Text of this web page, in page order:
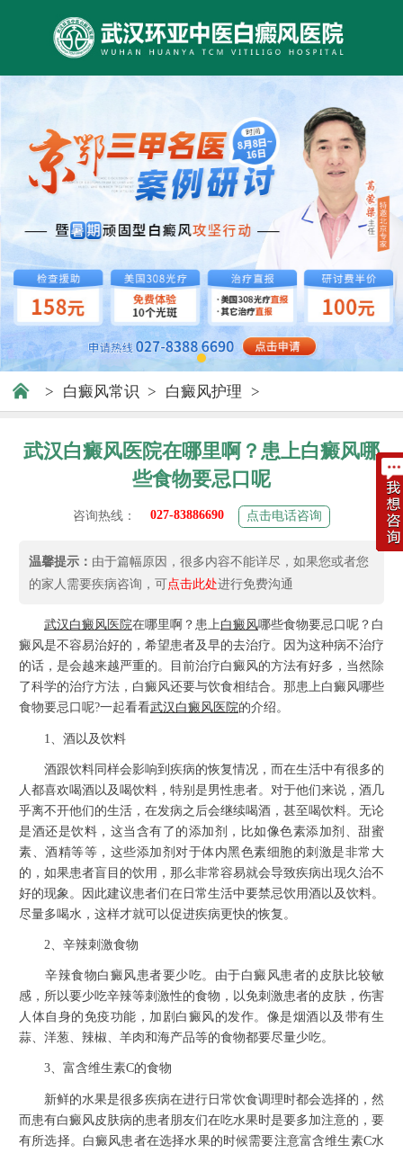
> 白癜风常识 > 白癜风护理 >
武汉白癜风医院在哪里啊？患上白癜风哪
些食物要忌口呢
咨询热线： 027-83886690 点击电话咨询
温馨提示： 由于篇幅原因，很多内容不能详尽，如果您或者您
的家人需要疾病咨询，可点击此处进行免费沟通
武汉 白癜风 医院在哪里啊？患上白癜风哪些食物要忌口呢？白
癜风是不容易治好的，希望患者及早的去治疗。因为这种病不治疗
的话，是会越来越严重的。目前治疗白癜风的方法有好多，当然除
了科学的治疗方法，白癜风还要与饮食相结合。那患上白癜风哪些
食物要忌口呢?一起看看武汉白癜风医院的介绍。
1、酒以及饮料
酒跟饮料同样会影响到疾病的恢复情况，而在生活中有很多的
人都喜欢喝酒以及喝饮料，特别是男性患者。对于他们来说，酒几
乎离不开他们的生活，在发病之后会继续喝酒，甚至喝饮料。无论
是酒还是饮料，这当含有了的添加剂，比如像色素添加剂、甜蜜
素、酒精等等，这些添加剂对于体内黑色素细胞的刺激是非常大
的，如果患者盲目的饮用，那么非常容易就会导致疾病出现久治不
好的现象。因此建议患者们在日常生活中要禁忌饮用酒以及饮料。
尽量多喝水，这样才就可以促进疾病更快的恢复。
2、辛辣刺激食物
辛辣食物白癜风患者要少吃。由于白癜风患者的皮肤比较敏
感，所以要少吃辛辣等刺激性的食物，以免刺激患者的皮肤，伤害
人体自身的免疫功能，加剧白癜风的发作。像是烟酒以及带有生
蒜、洋葱、辣椒、羊肉和海产品等的食物都要尽量少吃。
3、富含维生素C的食物
新鲜的水果是很多疾病在进行日常饮食调理时都会选择的，然
而患有白癜风皮肤病的患者朋友们在吃水果时是要多加注意的，要
有所选择。白癜风患者在选择水果的时候需要注意富含维生素C水